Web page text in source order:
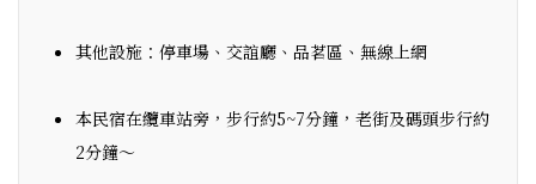
其他設施：停車場、交誼廳、品茗區、無線上網
本民宿在纜車站旁，步行約5~7分鐘，老街及碼頭步行約
2分鐘～